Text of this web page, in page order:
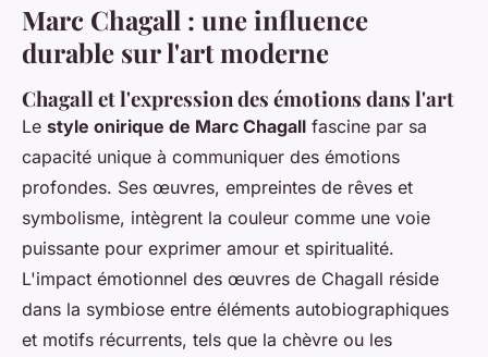
Marc Chagall : une influence
durable sur l'art moderne
Chagall et l'expression des émotions dans l'art
Le style onirique de Marc Chagall fascine par sa
capacité unique à communiquer des émotions
profondes. Ses œuvres, empreintes de rêves et
symbolisme, intègrent la couleur comme une voie
puissante pour exprimer amour et spiritualité.
L'impact émotionnel des œuvres de Chagall réside
dans la symbiose entre éléments autobiographiques
et motifs récurrents, tels que la chèvre ou les